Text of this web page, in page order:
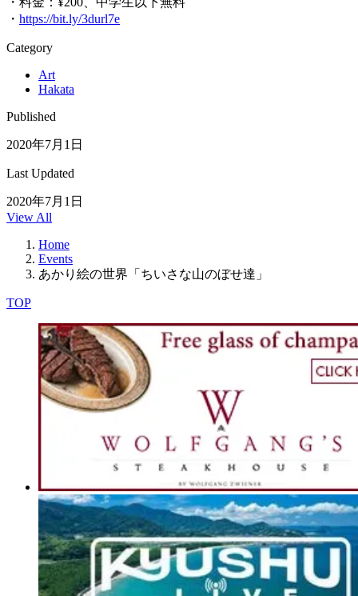
・ https://bit.ly/3durl7e
Category
Art
Hakata
Published
2020年7月1日
Last Updated
2020年7月1日
View All
Home
Events
あかり絵の世界「ちいさな山のぼせ達」
TOP